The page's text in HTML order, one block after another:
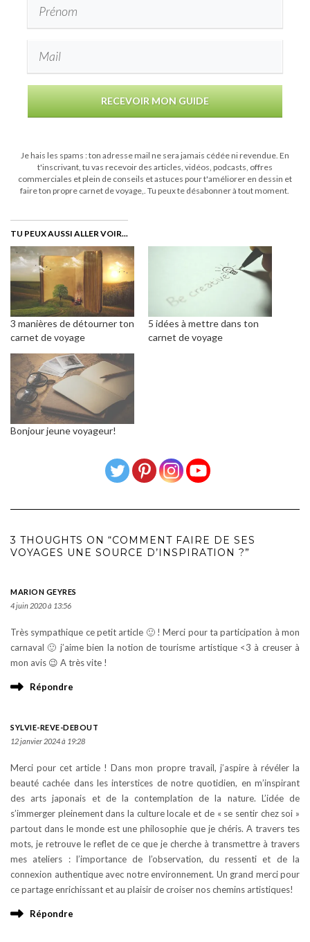
RECEVOIR MON GUIDE
Je hais les spams : ton adresse mail ne sera jamais cédée ni revendue. En
t'inscrivant, tu vas recevoir des articles, vidéos, podcasts, offres
commerciales et plein de conseils et astuces pour t'améliorer en dessin et
faire ton propre carnet de voyage,. Tu peux te désabonner à tout moment.
TU PEUX AUSSI ALLER VOIR...
3 manières de détourner ton
carnet de voyage
5 idées à mettre dans ton
carnet de voyage
Bonjour jeune voyageur!
3 THOUGHTS ON “COMMENT FAIRE DE SES
VOYAGES UNE SOURCE D’INSPIRATION ?”
MARION GEYRES
4 juin 2020 à 13:56
Très sympathique ce petit article 🙂 ! Merci pour ta participation à mon
carnaval 🙂 j’aime bien la notion de tourisme artistique <3 à creuser à
mon avis 😉 A très vite !
Répondre
SYLVIE-REVE-DEBOUT
12 janvier 2024 à 19:28
Merci pour cet article ! Dans mon propre travail, j’aspire à révéler la
beauté cachée dans les interstices de notre quotidien, en m’inspirant
des arts japonais et de la contemplation de la nature. L’idée de
s’immerger pleinement dans la culture locale et de « se sentir chez soi »
partout dans le monde est une philosophie que je chéris. A travers tes
mots, je retrouve le reflet de ce que je cherche à transmettre à travers
mes ateliers : l’importance de l’observation, du ressenti et de la
connexion authentique avec notre environnement. Un grand merci pour
ce partage enrichissant et au plaisir de croiser nos chemins artistiques!
Répondre